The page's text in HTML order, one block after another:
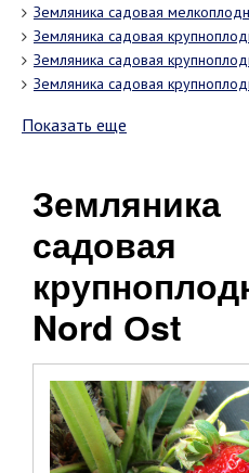
Земляника садовая
Земляника садовая
Земляника садовая
Земляника садовая
Показать еще
Земляника
садовая
Nord Оst